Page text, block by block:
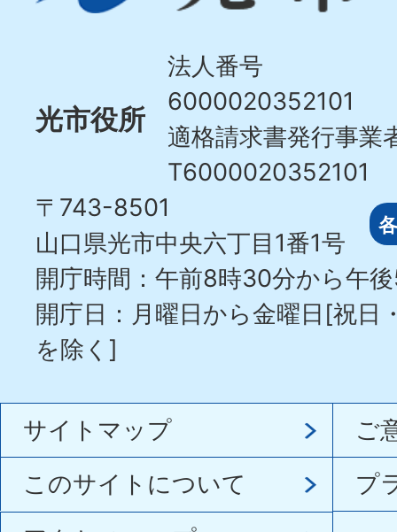
Hikari
光市役所
法人番号
6000020352101
適格請求書発行事業
T6000020352101
〒743-8501
山口県光市中央六丁目1番1号
開庁時間：午前8時30分から午
開庁日：月曜日から金曜日[祝日
を除く]
サイトマップ
ご
このサイトについて
プ